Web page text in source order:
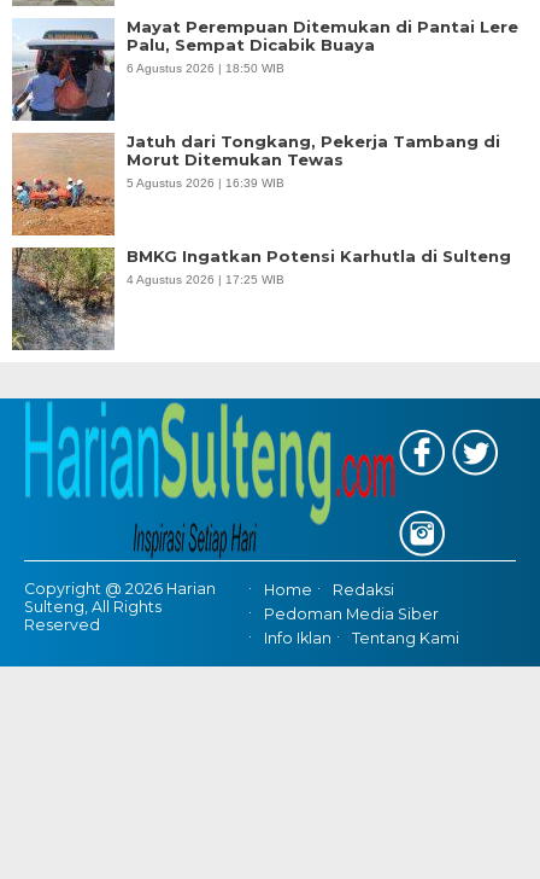
Mayat Perempuan Ditemukan di Pantai Lere
Palu, Sempat Dicabik Buaya
6 Agustus 2026 | 18:50 WIB
Jatuh dari Tongkang, Pekerja Tambang di
Morut Ditemukan Tewas
5 Agustus 2026 | 16:39 WIB
BMKG Ingatkan Potensi Karhutla di Sulteng
4 Agustus 2026 | 17:25 WIB
Copyright @ 2026 Harian
Sulteng, All Rights
Reserved
Home
Redaksi
Pedoman Media Siber
Info Iklan
Tentang Kami